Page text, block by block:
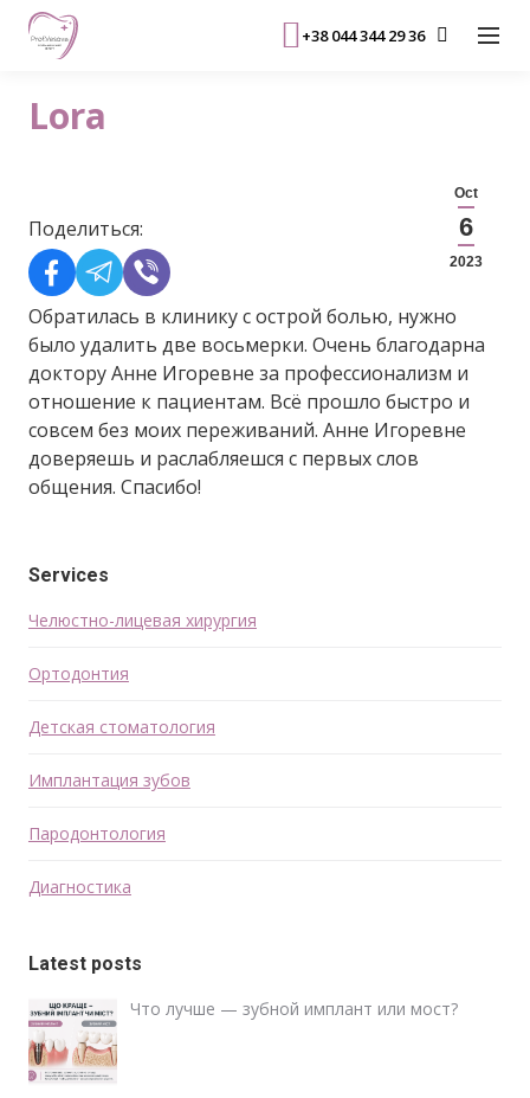
+38 044 344 29 36
Lora
Oct
6
2023
Поделиться:
Обратилась в клинику с острой болью, нужно
было удалить две восьмерки. Очень благодарна
доктору Анне Игоревне за профессионализм и
отношение к пациентам. Всё прошло быстро и
совсем без моих переживаний. Анне Игоревне
доверяешь и раслабляешся с первых слов
общения. Спасибо!
Services
Челюстно-лицевая хирургия
Ортодонтия
Детская стоматология
Имплантация зубов
Пародонтология
Диагностика
Latest posts
Что лучше — зубной имплант или мост?